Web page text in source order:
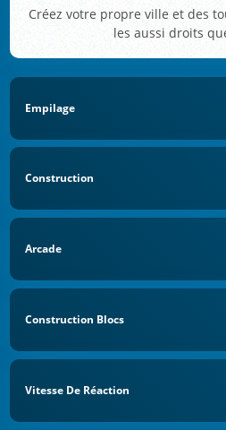
Créez votre propre ville et des
les aussi droits
Empilage
Construction
Arcade
Construction Blocs
Vitesse De Réaction